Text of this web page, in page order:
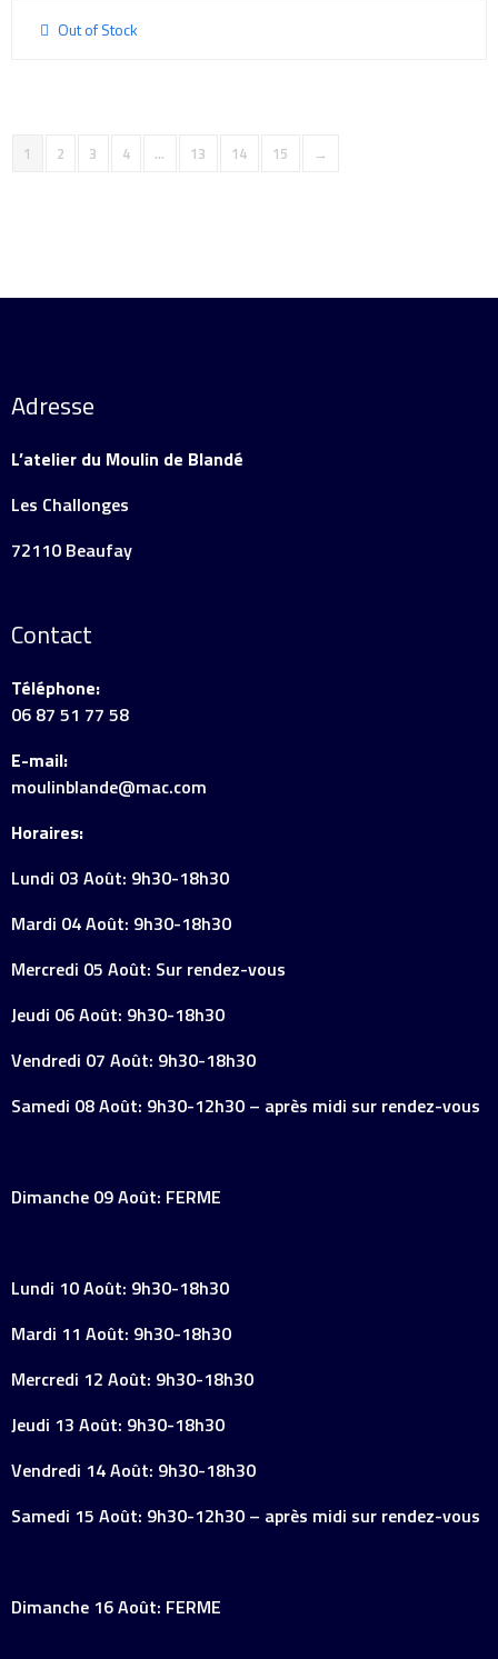
Out of Stock
1 2 3 4 … 13 14 15 →
Adresse
L’atelier du Moulin de Blandé
Les Challonges
72110 Beaufay
Contact
Téléphone:
06 87 51 77 58
E-mail:
moulinblande@mac.com
Horaires:
Lundi 03 Août: 9h30-18h30
Mardi 04 Août: 9h30-18h30
Mercredi 05 Août: Sur rendez-vous
Jeudi 06 Août: 9h30-18h30
Vendredi 07 Août: 9h30-18h30
Samedi 08 Août: 9h30-12h30 – après midi sur rendez-vous
Dimanche 09 Août: FERME
Lundi 10 Août: 9h30-18h30
Mardi 11 Août: 9h30-18h30
Mercredi 12 Août: 9h30-18h30
Jeudi 13 Août: 9h30-18h30
Vendredi 14 Août: 9h30-18h30
Samedi 15 Août: 9h30-12h30 – après midi sur rendez-vous
Dimanche 16 Août: FERME